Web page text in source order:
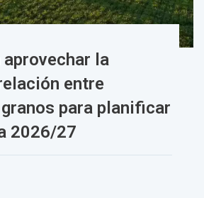
la
entre
para planificar
2026/27